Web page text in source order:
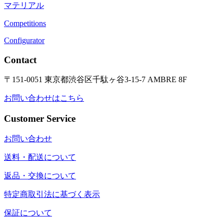
マテリアル
Competitions
Configurator
Contact
〒151-0051 東京都渋谷区千駄ヶ谷3-15-7 AMBRE 8F
お問い合わせはこちら
Customer Service
お問い合わせ
送料・配送について
返品・交換について
特定商取引法に基づく表示
保証について